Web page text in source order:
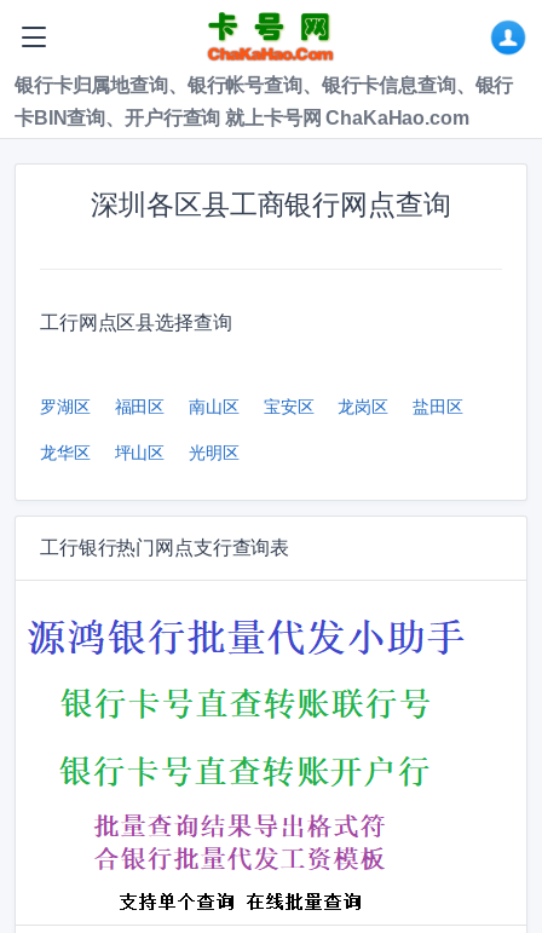
银行卡归属地查询、银行帐号查询、银行卡信息查询、银行
卡BIN查询、开户行查询 就上卡号网 ChaKaHao.com
深圳各区县工商银行网点查询
工行网点区县选择查询
罗湖区 福田区 南山区 宝安区 龙岗区 盐田区
龙华区 坪山区 光明区
工行银行热门网点支行查询表